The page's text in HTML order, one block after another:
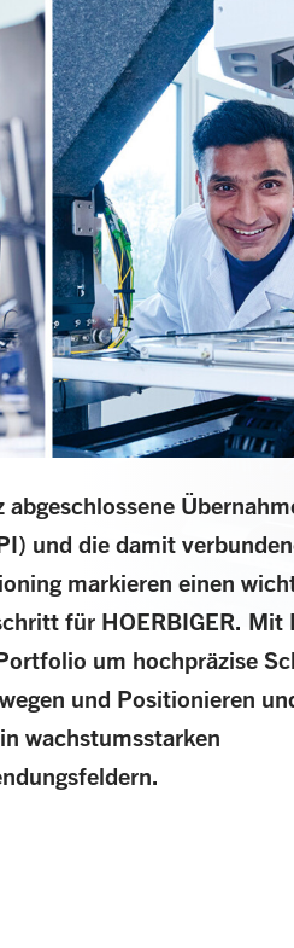
abgeschlossene
und die damit
markieren einen
für HOERBIGER. Mit
um hochpräzise
und Positionieren
wachstumsstarken